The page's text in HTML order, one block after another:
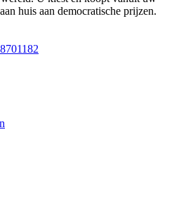
huis aan democratische prijzen.